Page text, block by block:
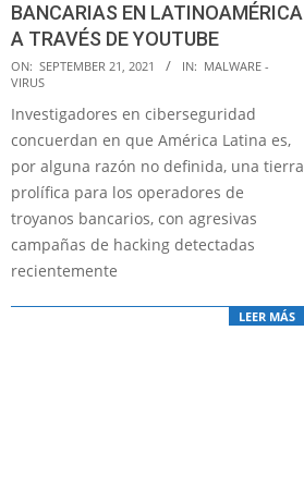
BANCARIAS EN LATINOAMÉRICA
A TRAVÉS DE YOUTUBE
2021-
09-
21
ON: SEPTEMBER 21, 2021 IN: MALWARE -
VIRUS
Investigadores en ciberseguridad
concuerdan en que América Latina es,
por alguna razón no definida, una tierra
prolífica para los operadores de
troyanos bancarios, con agresivas
campañas de hacking detectadas
recientemente
LEER MÁS